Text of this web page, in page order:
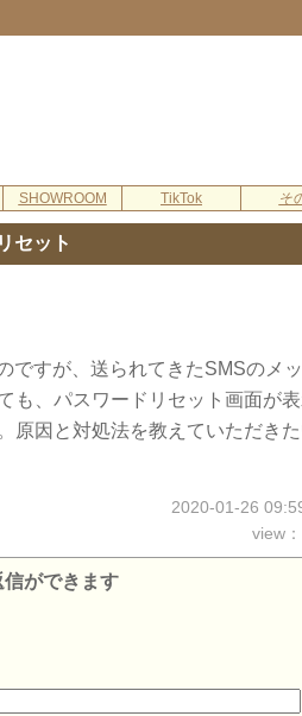
SHOWROOM TikTok そ
セット
ですが、送られてきたSMSのメ
も、パスワードリセット画面が
原因と対処法を教えていただき
2020-01-26
view
ができます